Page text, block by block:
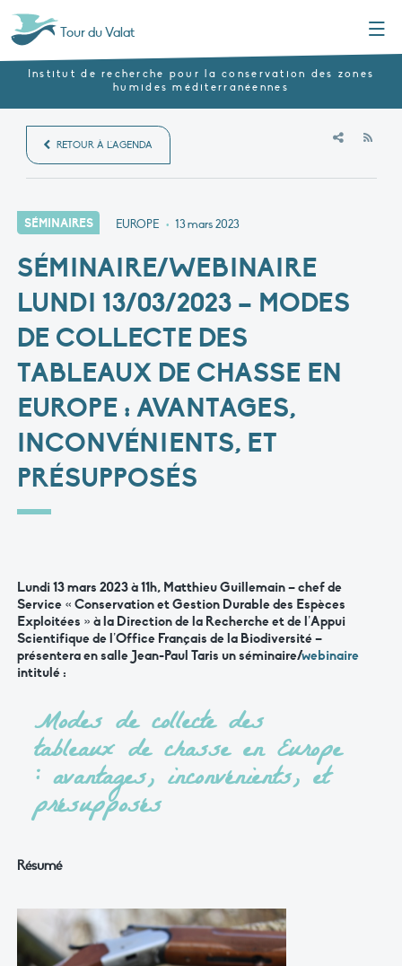
Tour du Valat
Institut de recherche pour la conservation des zones
humides méditerranéennes
RETOUR À L'AGENDA
SÉMINAIRES EUROPE • 13 mars 2023
SÉMINAIRE/WEBINAIRE
LUNDI 13/03/2023 – MODES
DE COLLECTE DES
TABLEAUX DE CHASSE EN
EUROPE : AVANTAGES,
INCONVÉNIENTS, ET
PRÉSUPPOSÉS
Lundi 13 mars 2023 à 11h, Matthieu Guillemain – chef de
Service « Conservation et Gestion Durable des Espèces
Exploitées » à la Direction de la Recherche et de l’Appui
Scientifique de l’Office Français de la Biodiversité –
présentera en salle Jean-Paul Taris un séminaire/webinaire
intitulé :
Modes de collecte des
tableaux de chasse en Europe
: avantages, inconvénients, et
présupposés
Résumé